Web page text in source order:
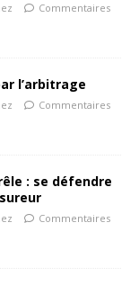
Commentaires
l’arbitrage
Commentaires
: se défendre
Commentaires